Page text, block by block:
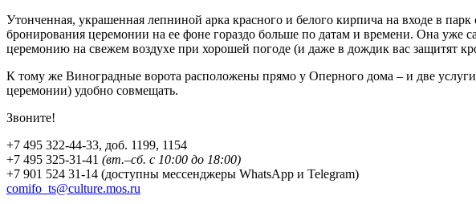
Утонченная, украшенная лепниной арка красного и белого кирпича на входе в
бронирования церемонии на ее фоне гораздо больше по датам и времени. Она уже
церемонию на свежем воздухе при хорошей погоде (и даже в дождик вас защитят
К тому же Виноградные ворота расположены прямо у Оперного дома – и две
церемонии) удобно совмещать.
Звоните!
+7 495 322-44-33, доб. 1199, 1154
+7 495 325-31-41 (вт.–сб. с 10:00 до 18:00)
+7 901 524 31-14 (доступны мессенджеры WhatsApp и Telegram)
comifo_ts@culture.mos.ru